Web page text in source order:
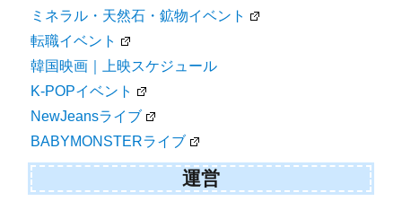
ミネラル・天然石・鉱物イベント
転職イベント
韓国映画｜上映スケジュール
K-POPイベント
NewJeansライブ
BABYMONSTERライブ
運営